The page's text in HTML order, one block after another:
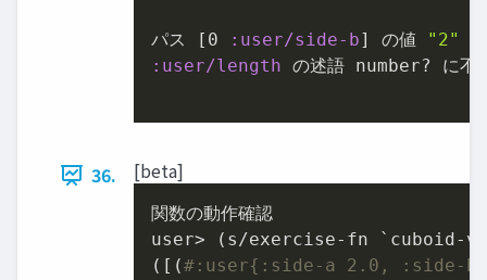
パス [ 0 :user/side-b] の値
"2"
:user/length の述語 number? に不
36. [beta]
関数の動作確認
user> (s/exercise-fn `cuboid-
([(#:user{:side-a 2.0, :side-